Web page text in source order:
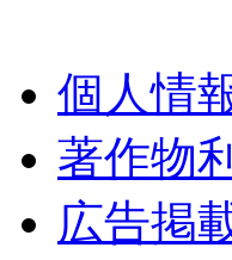
個人情
著作物
広告掲